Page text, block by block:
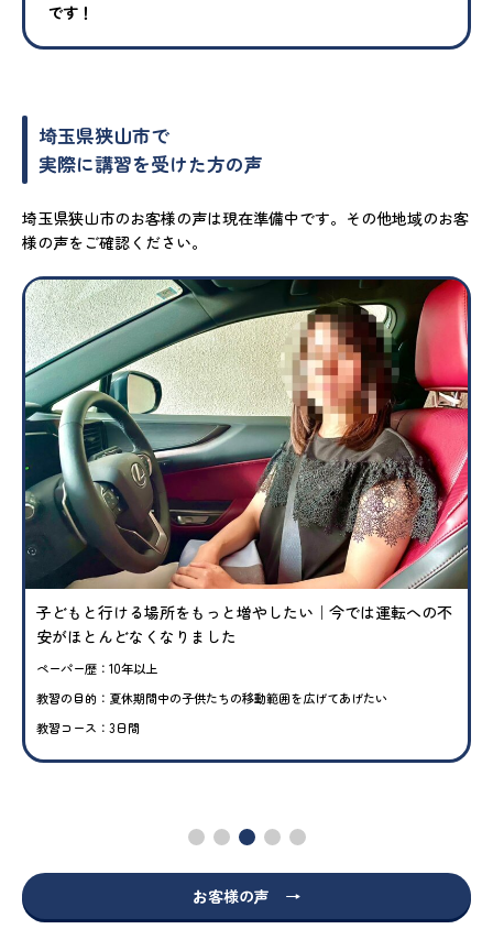
です！
埼玉県狭山市で
実際に講習を受けた方の声
埼玉県狭山市のお客様の声は現在準備中です。その他地域のお客
様の声をご確認ください。
子どもと行ける場所をもっと増やしたい｜今では運転への不
安がほとんどなくなりました
ペーパー歴：10年以上
教習の目的：夏休期間中の子供たちの移動範囲を広げてあげたい
教習コース：3日間
お客様の声 →